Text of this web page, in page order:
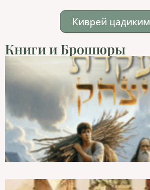
Киврей цадиким
Книги и Брошюры